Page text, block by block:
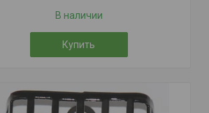
В наличии
Купить